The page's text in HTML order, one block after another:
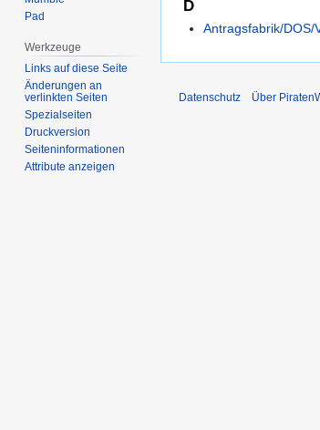
D
Antragsfabrik/DOS/
Pad
Werkzeuge
Links auf diese Seite
Änderungen an
verlinkten Seiten
Spezialseiten
Druckversion
Seiten­­informationen
Attribute anzeigen
Datenschutz Über